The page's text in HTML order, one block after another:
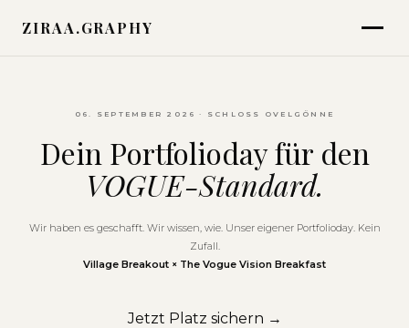
ZIRAA.GRAPHY
06. SEPTEMBER 2026 · SCHLOSS OVELGÖNNE
Dein Portfolioday für den
VOGUE-Standard.
Wir haben es geschafft. Wir wissen, wie. Unser eigener Portfolioday. Kein
Zufall.
Village Breakout × The Vogue Vision Breakfast
Jetzt Platz sichern →